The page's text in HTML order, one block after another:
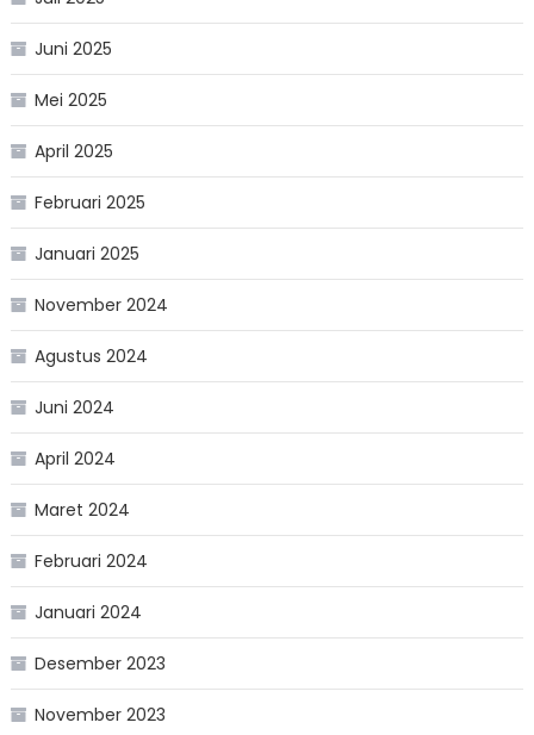
Juni 2025
Mei 2025
April 2025
Februari 2025
Januari 2025
November 2024
Agustus 2024
Juni 2024
April 2024
Maret 2024
Februari 2024
Januari 2024
Desember 2023
November 2023